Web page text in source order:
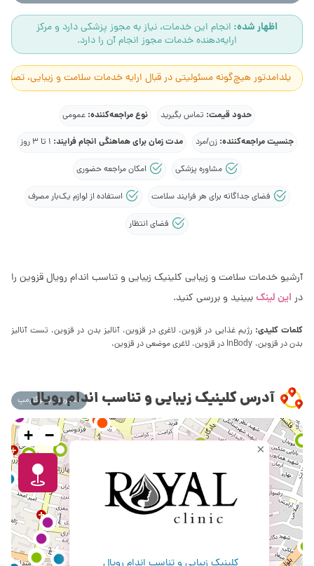
اظهار شده: انجام این خدمات، نیاز به مجوز پزشکی دارد و مرکز
ارایه‌دهنده خدمات مجوز انجام آن را دارد.
یلدامدتور هیچ‌گونه مسئولیتی در قبال ارایه خدمات سلامت و زیبایی،
حدود قیمت: تماس بگیرید نوع مراجعه‌کننده: عمومی
جنسیت مراجعه‌کننده: زن/مرد مدت زمان برای هماهنگی انجام فرایند: 1 تا 3 روز
مشاوره پزشکی امکان مراجعه حضوری
فضای جداگانه برای هر فرایند سلامت استفاده از لوازم یک‌بار مصرف
فضای انتظار
آرشیو خدمات سلامت و زیبایی کلینیک زیبایی و تناسب اندام رویال قزوین را
در این لینکببینید و بررسی کنید.
کلمات کلیدی:رژیم غذایی در قزوین، لاغری در قزوین، آنالیز بدن در قزوین، تست آنالیز
بدن در قزوین، InBody در قزوین، لاغری موضعی در قزوین،
آدرس کلینیک زیبایی و تناسب اندام رویال
مسیریابی با گوگل‌مپ
×
+ −